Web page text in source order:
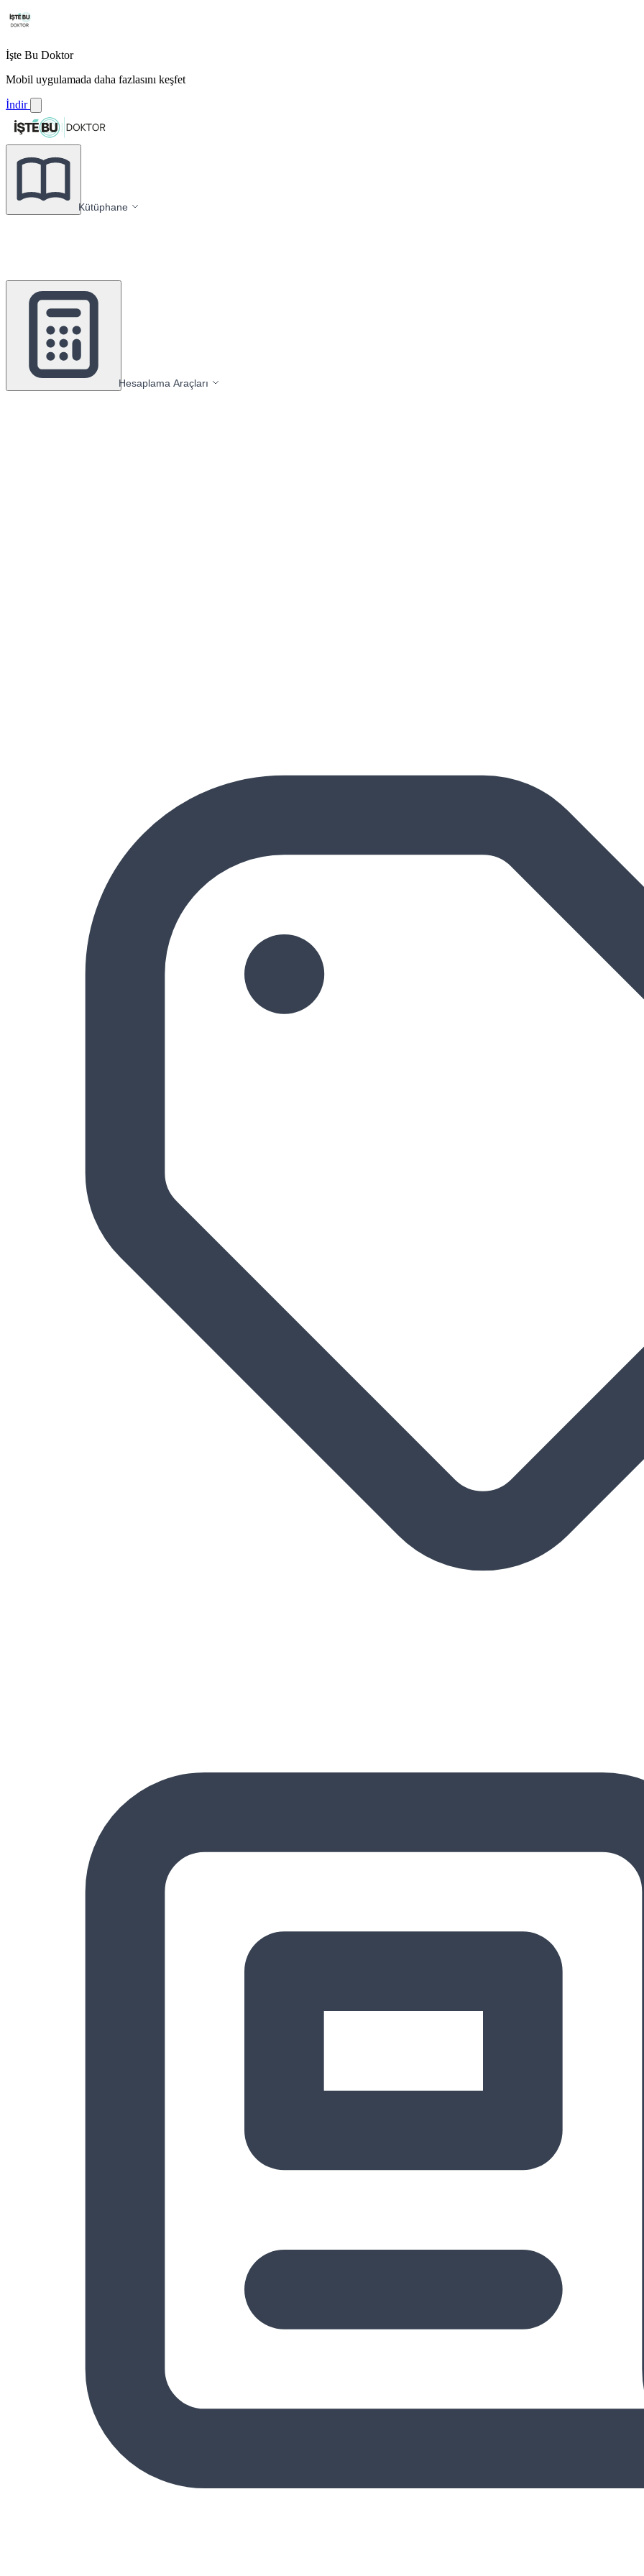
İşte Bu Doktor
Mobil uygulamada daha fazlasını keşfet
İndir
Kütüphane
Hesaplama Araçları